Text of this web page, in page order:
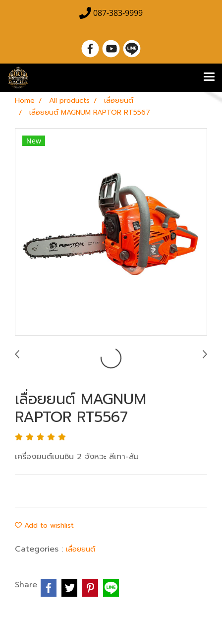
087-383-9999
Home All products
เลื่อยยนต์
เลื่อยยนต์ MAGNUM RAPTOR RT5567
New
เลื่อยยนต์ MAGNUM
RAPTOR RT5567
เครื่องยนต์เบนซิน 2 จังหวะ สีเทา-ส้ม
Add to wishlist
Categories : เลื่อยยนต์
Share